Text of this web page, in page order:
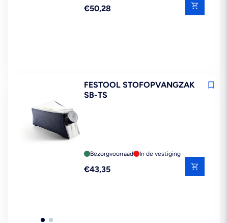
Reguliere
€50,28
FESTOOL STOFOPVANGZAK
SB-TS
Bezorgvoorraad In de vestiging
Reguliere
€43,35